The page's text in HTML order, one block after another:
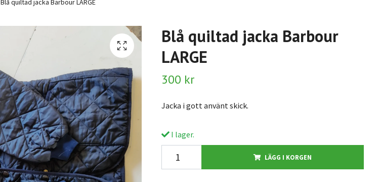
Blå quiltad jacka Barbour LARGE
Blå quiltad jacka Barbour
LARGE
300 kr
Jacka i gott använt skick.
I lager.
LÄGG I KORGEN